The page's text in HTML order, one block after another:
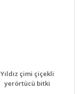
Yıldız çimi çiçekli
yerörtücü bitki